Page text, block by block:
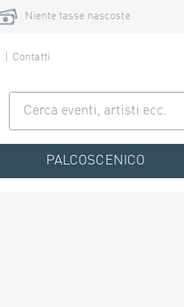
Niente tasse nascoste
Contatti
PALCOSCENICO